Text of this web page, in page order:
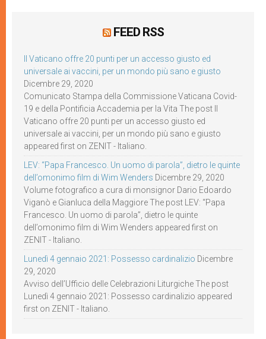
FEED RSS
Il Vaticano offre 20 punti per un accesso giusto ed
universale ai vaccini, per un mondo più sano e giusto
Dicembre 29, 2020
Comunicato Stampa della Commissione Vaticana Covid-
19 e della Pontificia Accademia per la Vita The post Il
Vaticano offre 20 punti per un accesso giusto ed
universale ai vaccini, per un mondo più sano e giusto
appeared first on ZENIT - Italiano.
LEV: “Papa Francesco. Un uomo di parola”, dietro le quinte
dell’omonimo film di Wim Wenders Dicembre 29, 2020
Volume fotografico a cura di monsignor Dario Edoardo
Viganò e Gianluca della Maggiore The post LEV: “Papa
Francesco. Un uomo di parola”, dietro le quinte
dell’omonimo film di Wim Wenders appeared first on
ZENIT - Italiano.
Lunedì 4 gennaio 2021: Possesso cardinalizio Dicembre
29, 2020
Avviso dell’Ufficio delle Celebrazioni Liturgiche The post
Lunedì 4 gennaio 2021: Possesso cardinalizio appeared
first on ZENIT - Italiano.